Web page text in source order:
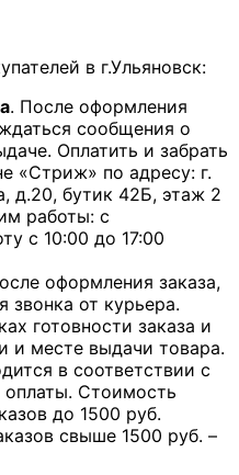
в г.Ульяновск:
. После оформления
сообщения о
Оплатить и забрать
«Стриж» по адресу: г.
д.20, бутик 42Б, этаж 2
работы: с
с 10:00 до 17:00
оформления заказа,
звонка от курьера.
готовности заказа и
и месте выдачи товара.
в соответствии с
Стоимость
до 1500 руб.
свыше 1500 руб. –